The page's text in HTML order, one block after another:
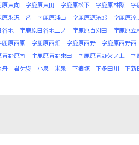
原東向 字鹿原東田 字鹿原松下 字鹿原林際 字
原永沢一番 字鹿原浦山 字鹿原源治郎 字鹿原滝
谷地 字鹿原田谷地二ノ 字鹿原百刈田 字鹿原立
鹿原西原 字鹿原西畑 字鹿原西野 字鹿原西野西
青野原南 字鹿原青野東田 字鹿原青野欠ノ上 字
舟 君ケ袋 小泉 米泉 下狼塚 下多田川 下新